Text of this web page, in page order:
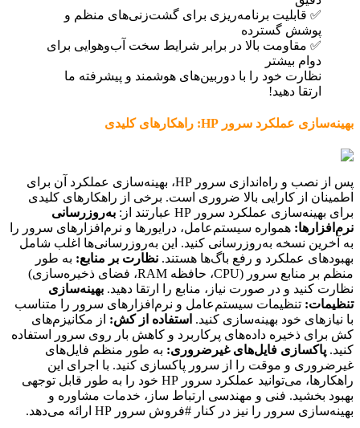
✅ قابلیت برنامه‌ریزی برای گشت‌زنی‌های منظم و
پوشش گسترده
✅ مقاومت بالا در برابر شرایط سخت آب‌وهوایی برای
دوام بیشتر
نظارت خود را با دوربین‌های هوشمند و پیشرفته ما
ارتقا دهید!
بهینه‌سازی عملکرد سرور HP: راهکارهای کلیدی
پس از نصب و راه‌اندازی سرور HP، بهینه‌سازی عملکرد آن برای
اطمینان از کارایی بالا ضروری است. برخی از راهکارهای کلیدی
برای بهینه‌سازی عملکرد سرور HP عبارتند از:
به‌روزرسانی
نرم‌افزارها: همواره سیستم‌عامل، درایورها و نرم‌افزارهای سرور را
به آخرین نسخه به‌روزرسانی کنید. این به‌روزرسانی‌ها اغلب شامل
بهبودهای عملکرد و رفع باگ‌ها هستند. نظارت بر منابع: به طور
منظم بر منابع سرور (CPU، حافظه RAM، فضای ذخیره‌سازی)
نظارت کنید و در صورت نیاز، منابع را ارتقا دهید. بهینه‌سازی
تنظیمات: تنظیمات سیستم‌عامل و نرم‌افزارهای سرور را متناسب
با نیازهای خود بهینه‌سازی کنید. استفاده از کش: از مکانیزم‌های
کش برای ذخیره داده‌های پرکاربرد و کاهش بار روی سرور استفاده
کنید. پاکسازی فایل‌های غیرضروری: به طور منظم فایل‌های
غیرضروری و موقت را از سرور پاکسازی کنید. با اجرای این
راهکارها، می‌توانید عملکرد سرور HP خود را به طور قابل توجهی
بهبود بخشید. فنی و مهندسی ارتباط ساز، خدمات مشاوره و
بهینه‌سازی سرور را نیز در کنار #فروش سرور HP ارائه می‌دهد.